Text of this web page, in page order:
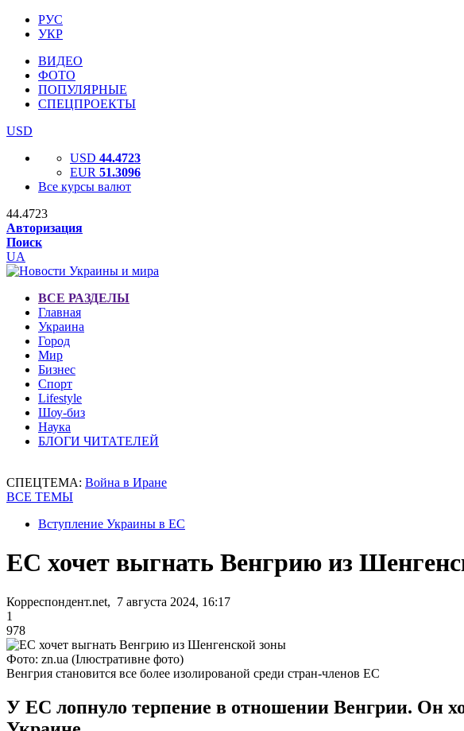
РУС
УКР
ВИДЕО
ФОТО
ПОПУЛЯРНЫЕ
СПЕЦПРОЕКТЫ
USD
USD 44.4723
EUR 51.3096
Все курсы валют
44.4723
Авторизация
Поиск
UA
ВСЕ РАЗДЕЛЫ
Главная
Украина
Город
Мир
Бизнес
Спорт
Lifestyle
Шоу-биз
Наука
БЛОГИ ЧИТАТЕЛЕЙ
СПЕЦТЕМА: Война в Иране
ВСЕ ТЕМЫ
Вступление Украины в ЕС
ЕС хочет выгнать Венгрию из
Корреспондент.net, 7 августа 2024, 16:17
1
978
Фото: zn.ua (Ілюстративне фото)
Венгрия становится все более изолированой среди стран-членов ЕС
У ЕС лопнуло терпение в отношении Венгрии. Он